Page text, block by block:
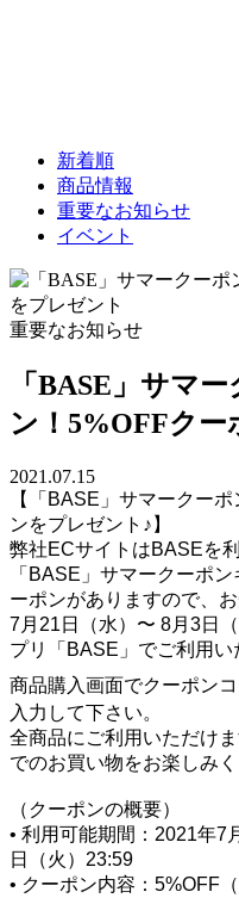
新着順
商品情報
重要なお知らせ
イベント
重要なお知らせ
「BASE」サマ
ン！5%OFFクー
2021.07.15
【「BASE」サマークーポ
ンをプレゼント♪】
弊社ECサイトはBASEを
「BASE」サマークーポ
ーポンがありますので、お
7月21日（水）〜 8月3日
プリ「BASE」でご利用い
商品購入画面でクーポン
入力して下さい。
全商品にご利用いただけ
でのお買い物をお楽しみ
（クーポンの概要）
• 利用可能期間：2021年7
日（火）23:59
• クーポン内容：5%OFF